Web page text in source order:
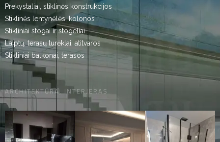
Prekystaliai, stiklinės konstrukcijos
Stiklinės lentynėlės, kolonos
Stikliniai stogai ir stogeliai
Laiptų, terasų turėklai, atitvaros
Stikliniai balkonai, terasos
ARCHITEKTŪRA, INTERJERAS